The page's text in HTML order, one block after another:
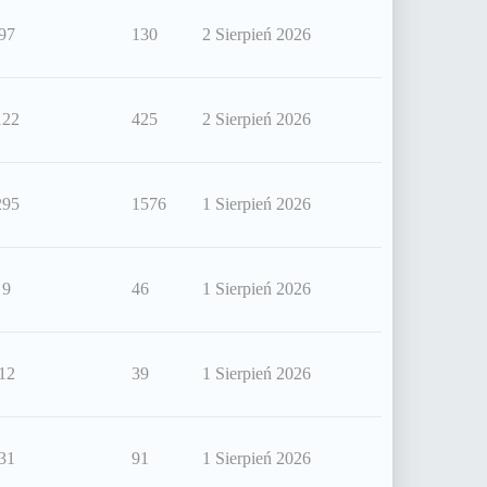
130 2 Sierpień 2026
425 2 Sierpień 2026
1576 1 Sierpień 2026
9 46 1 Sierpień 2026
39 1 Sierpień 2026
91 1 Sierpień 2026